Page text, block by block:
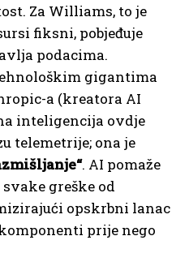
Za Williams, to je
fiksni, pobjeđuje
podacima.
gigantima
a (kreatora AI
inteligencija ovdje
telemetrije; ona je
. AI pomaže
greške od
opskrbni lanac
prije nego